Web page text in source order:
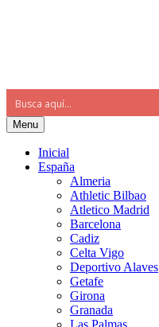
Menu
Inicial
España
Almeria
Athletic Bilbao
Atletico Madrid
Barcelona
Cadiz
Celta Vigo
Deportivo Alaves
Getafe
Girona
Granada
Las Palmas